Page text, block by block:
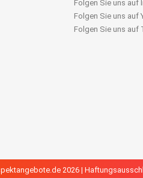
Folgen Sie uns auf
Folgen Sie uns auf
Folgen Sie uns auf
2026 |